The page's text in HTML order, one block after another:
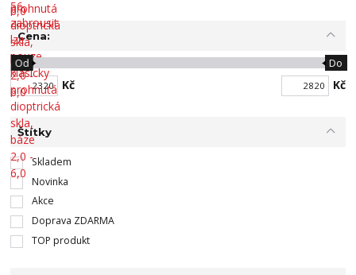
Cena:
Kč
Od Do
Kč
Štítky
Skladem
Novinka
Akce
Doprava ZDARMA
TOP produkt